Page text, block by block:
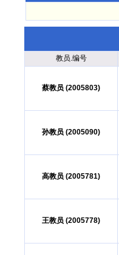
教员.编号
蔡教员 (2005803)
孙教员 (2005090)
高教员 (2005781)
王教员 (2005778)